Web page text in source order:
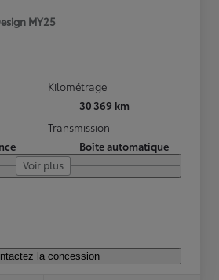
MY25
Kilométrage
30 369 km
Transmission
Boîte automatique
Voir plus
la concession